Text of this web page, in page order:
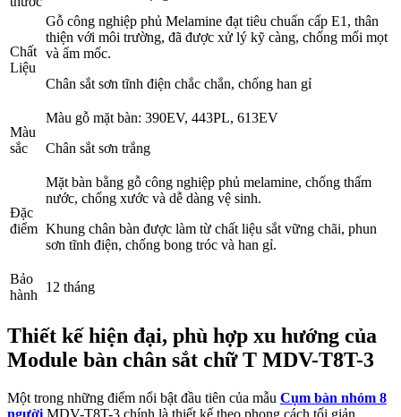
Chất
Liệu
Gỗ công nghiệp phủ Melamine đạt tiêu chuẩn cấp E1, thân
thiện với môi trường, đã được xử lý kỹ càng, chống mối mọt
và ẩm mốc.
Chân sắt sơn tĩnh điện chắc chắn, chống han gỉ
Màu
sắc
Màu gỗ mặt bàn: 390EV, 443PL, 613EV
Chân sắt sơn trắng
Đặc
điểm
Mặt bàn bằng gỗ công nghiệp phủ melamine, chống thấm
nước, chống xước và dễ dàng vệ sinh.
Khung chân bàn được làm từ chất liệu sắt vững chãi, phun
sơn tĩnh điện, chống bong tróc và han gỉ.
Bảo
hành
12 tháng
Thiết kế hiện đại, phù hợp xu hướng của
Module bàn chân sắt chữ T MDV-T8T-3
Một trong những điểm nổi bật đầu tiên của mẫu Cụm bàn nhóm 8
người MDV-T8T-3 chính là thiết kế theo phong cách tối giản